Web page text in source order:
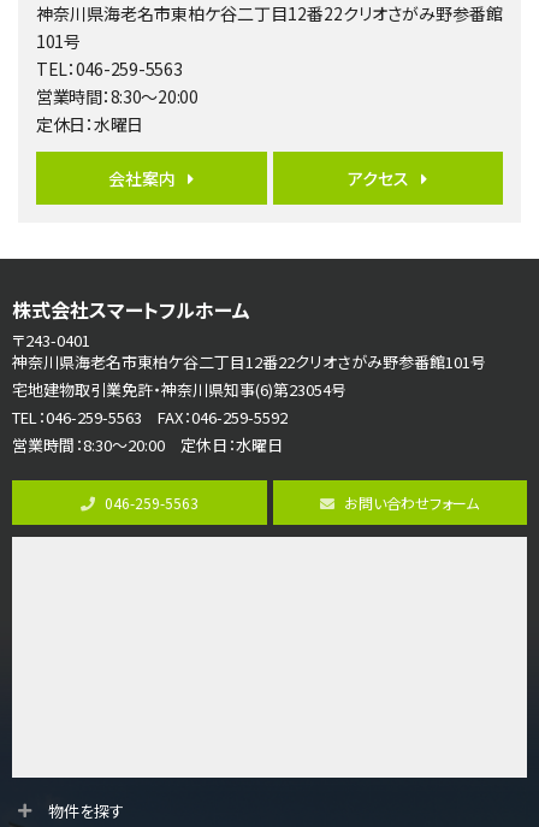
バ19分・ 歩8分
開放感があり日当たり良好な南西・北西角地区画。 …
第6位
4ＬＤＫ
さがみ野駅
古淵駅
バ12分 歩4分
並列２台駐車可。１階はリビングと水まわりをまとめ…
第8位
3,680万円
4ＳＬＤＫ
海老名駅
第10位
神奈川県海老名市東柏ケ谷二丁目12番22クリオさがみ野参番館
101号
TEL：046-259-5563
営業時間：8:30～20:00
定休日：水曜日
会社案内 アクセス
株式会社スマートフルホーム
〒243-0401
神奈川県海老名市東柏ケ谷二丁目12番22クリオさがみ野参番館101号
宅地建物取引業免許・神奈川県知事(6)第23054号
TEL：046-259-5563 FAX：046-259-5592
営業時間：8:30～20:00 定休日：水曜日
046-259-5563 お問い合わせフォーム
物件を探す